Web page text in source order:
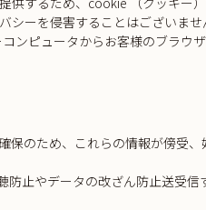
ーを侵害することはございませ
ンピュータからお客様のブラウ
保のため、これらの情報が傍受
防止やデータの改ざん防止送受